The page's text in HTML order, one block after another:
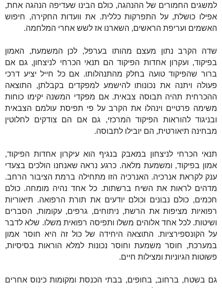
למשגים החמורים של ההנהגה, כולם הבינו שעדיפה הנהגה אחת,
אפילו כושלת, על התפרקות כללית. את וועדות החקירה, חיפוש
האשמים ועריפת הראשים, השארנו אז לשש אחרי המלחמה.
שדה הקרב נתון מעצם מהותו בערפל, לכן המשמעת, האמון
בפיקוד, ועקרון אחדות הפיקוד הם תנאי הכרחי לניצחון, גם אם
ברור שהפיקוד טועה בחלק מהתנהלותו. אם כל חייל יציע דרכי
פעולה ויתנה את נכונותו להישמע למפקדים בקבלתן, התוצאה
ההכרחית תהיה תבוסה צבאית. אם מפקדי המשנה יקימו כוחות
משימה פרטיים וינהלו את הקרב על פי תפיסת עולמם הצבאית
ובניגוד להוראות הפיקוד המרכזי, גם אם הם צודקים לחלוטין
מבחינה תיאורטית, הם יובילו לתבוסה.
תנאי הכרחי לניצחון במאבק בנגיף הוא עיקרון אחדות הפיקוד,
אמון בפיקוד, ומשמעת מלאה. כרגע נראה שאנחנו הולכים בצעדי
ענק לקראת אנרכיה. האנרכיה הזו מתחילה ברמת הציבור הרחב.
מדהים לראות את השיח ברשתות. כל אחד נהיה מומחה. כולם
חכמים, כולם נבונים וכולם יודעים את תורת הרפואה. תיאוריות
רפואיות מציפות את הרשת, ניתוחים, גרפים, עקומות, הסברים
ושיטות. לכל אחד אלוהים משלו ותפיסה רפואית משלו. שלא לדבר
על הקונספירציות. התוצאה היחידה של כול זה היא חוסר אמון
במערכת, חוסר משמעת וחוסר נכונות למלא הוראות בסיסיות,
פשוטות הגיוניות ומצילות חיים.
גם בשטח, ברחוב, בחופים, בבתי הכנסת ומקומות כינוס אחרים